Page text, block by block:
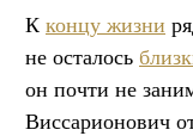
К концу жизни
не осталось
он почти не
Виссарионович